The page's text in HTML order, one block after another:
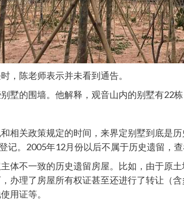
，陈老师表示并未看到通告。
墅的围墙。他解释，观音山内的别墅有22栋
相关政策规定的时间，来界定别墅到底是
记。2005年12月份以后不属于历史遗留，
体不一致的历史遗留房屋。比如，由于原
办理了房屋所有权证甚至还进行了转让（
用证等。